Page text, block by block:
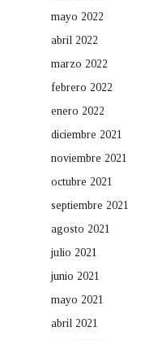
mayo 2022
abril 2022
marzo 2022
febrero 2022
enero 2022
diciembre 2021
noviembre 2021
octubre 2021
septiembre 2021
agosto 2021
julio 2021
junio 2021
mayo 2021
abril 2021